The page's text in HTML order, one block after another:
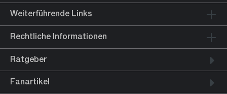
Weiterführende Links
Rechtliche Informationen
Ratgeber
Fanartikel